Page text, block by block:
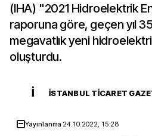
(IHA) "2021 Hidroelektrik
raporuna göre, geçen yıl
megavatlık yeni
oluşturdu.
İ İSTANBUL TICARET
Yayınlanma 24.10.2022, 15:28